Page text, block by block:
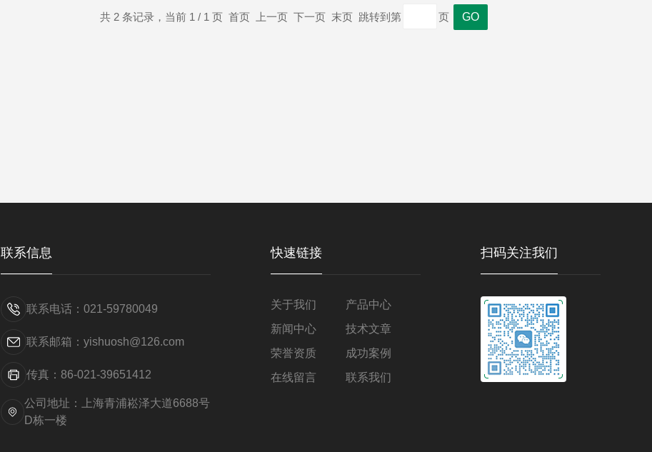
共 2 条记录，当前 1 / 1 页 首页 上一页 下一页 末页 跳转到第 页
联系信息
联系电话：021-59780049
联系邮箱：yishuosh@126.com
传真：86-021-39651412
公司地址：上海青浦崧泽大道6688号
D栋一楼
快速链接
关于我们
产品中心
新闻中心
技术文章
荣誉资质
成功案例
在线留言
联系我们
扫码关注我们